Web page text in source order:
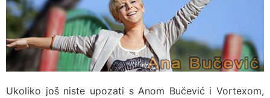
Ukoliko još niste upozati s Anom Bučević i Vortexom,